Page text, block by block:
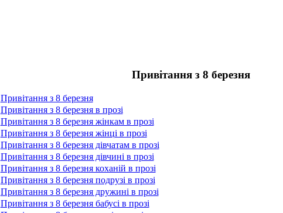
Привітання з 8 березня
Привітання з 8 березня
Привітання з 8 березня в прозі
Привітання з 8 березня жінкам в прозі
Привітання з 8 березня жінці в прозі
Привітання з 8 березня дівчатам в прозі
Привітання з 8 березня дівчині в прозі
Привітання з 8 березня коханій в прозі
Привітання з 8 березня подрузі в прозі
Привітання з 8 березня дружині в прозі
Привітання з 8 березня бабусі в прозі